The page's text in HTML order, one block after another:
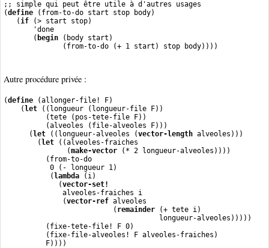
;; simple qui peut être utile à d'autres usages
(define (from-to-do start stop body)
   (
if (> start stop)
       'done
       (
begin (body start)
              (from-to-do (+ 1 start) stop body))))
Autre procédure privée :
(define (allonger-file! F)
    (
let ((longueur (longueur-file F))
          (tete (pos-tete-file F))
          (alveoles (file-alveoles F)))
      (
let ((longueur-alveoles (vector-length alveoles)))
        (
let ((alveoles-fraiches
               (
make-vector (* 2 longueur-alveoles))))
          (from-to-do
           0 (- longueur 1)
           (
lambda (i)
             (
vector-set!
              alveoles-fraiches i
              (
vector-ref alveoles
                          (
remainder (+ tete i)
                                     longueur-alveoles)))))
          (fixe-tete-file! F 0)
          (fixe-file-alveoles! F alveoles-fraiches)
          F))))